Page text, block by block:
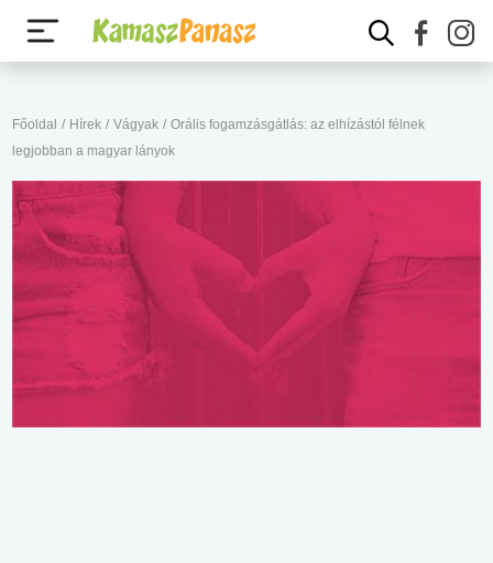
Főoldal / Hírek / Vágyak / Orális fogamzásgátlás: az elhízástól félnek
legjobban a magyar lányok